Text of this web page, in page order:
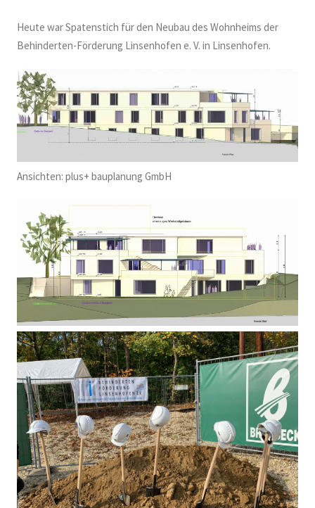
Heute war Spatenstich für den Neubau des Wohnheims der
Behinderten-Förderung Linsenhofen e. V. in Linsenhofen.
Ansichten: plus+ bauplanung GmbH